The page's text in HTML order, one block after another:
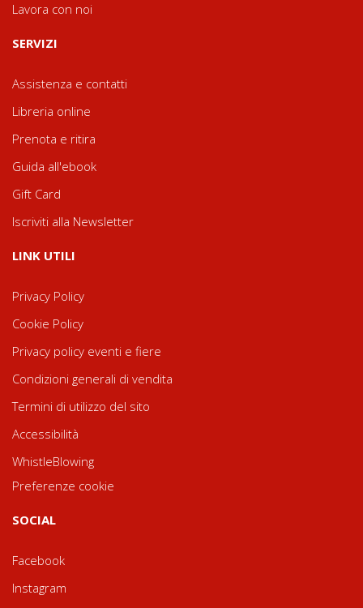
Lavora con noi
SERVIZI
Assistenza e contatti
Libreria online
Prenota e ritira
Guida all'ebook
Gift Card
Iscriviti alla Newsletter
LINK UTILI
Privacy Policy
Cookie Policy
Privacy policy eventi e fiere
Condizioni generali di vendita
Termini di utilizzo del sito
Accessibilità
WhistleBlowing
Preferenze cookie
SOCIAL
Facebook
Instagram